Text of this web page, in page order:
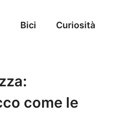
Bici Curiosità
come le